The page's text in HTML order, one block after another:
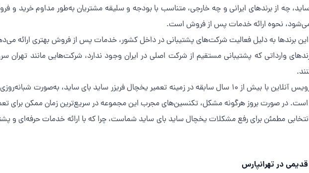
چه از برندهای ایرانی و چه خارجی، متناسب با بودجه و سلیقه مشتریان به‌طور مداوم خرید
نحوه ارائه خدمات پس از فروش است.
برندها به دلیل فعالیت شرکت‌های پشتیبانی در داخل کشور، خدمات پس از فروش بهتری ارائه می‌دهند و معمولاً
وارداتی که پشتیبانی مستقیم از شرکت اصلی در ایران وجود ندارد، شرکت‌هایی مانند تهران
تیم تخصصی تهران سرویس آنلاین با بیش از 10 سال سابقه در زمینه تعمیر یخچال فریزر ساید بای
است. در صورت بروز هرگونه مشکل، تکنسین‌های مجرب این مجموعه در سریع‌ترین زمان ممکن برای
مطمئن برای رفع مشکلات یخچال ساید بای ساید شماست، چرا که با ارائه خدمات حرفه‌ای و
در تهرانپارس